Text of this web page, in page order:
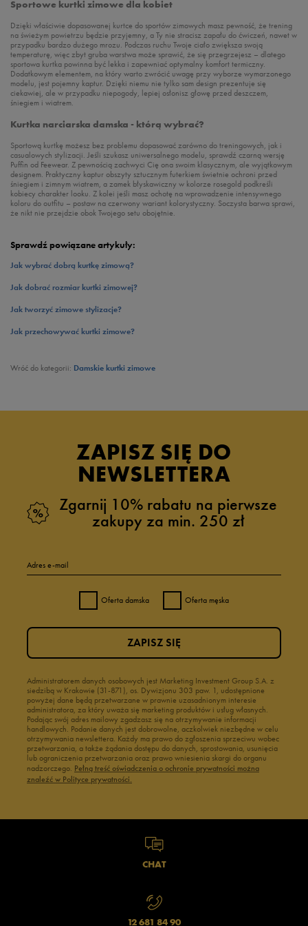
Sportowe kurtki zimowe dla kobiet
Dzięki właściwie dopasowanej kurtce do sportów zimowych masz pewność, że trening
na świeżym powietrzu będzie przyjemny, a Ty nie stracisz zapału do ćwiczeń, nawet w
przypadku bardzo dużego mrozu. Podczas ruchu Twoje ciało zwiększa swoją
temperaturę, więc zbyt gruba warstwa może sprawić, że się przegrzejesz – dlatego
sportowa kurtka powinna być lekka i zapewniać optymalny komfort termiczny.
Dodatkowym elementem, na który warto zwrócić uwagę przy wyborze wymarzonego
modelu, jest pojemny kaptur. Dzięki niemu nie tylko sam design prezentuje się
ciekawiej, ale w przypadku niepogody, lepiej osłonisz głowę przed deszczem,
śniegiem i wiatrem.
Kurtka narciarska damska - którą wybrać?
Sportową kurtkę możesz bez problemu dopasować zarówno do treningowych, jak i
casualowych stylizacji. Jeśli szukasz uniwersalnego modelu, sprawdź czarną wersję
Puffin od Feewear. Z pewnością zachwyci Cię ona swoim klasycznym, ale wyjątkowym
designem. Praktyczny kaptur obszyty sztucznym futerkiem świetnie ochroni przed
śniegiem i zimnym wiatrem, a zamek błyskawiczny w kolorze rosegold podkreśli
kobiecy charakter looku. Z kolei jeśli masz ochotę na wprowadzenie intensywnego
koloru do outfitu – postaw na czerwony wariant kolorystyczny. Soczysta barwa sprawi,
że nikt nie przejdzie obok Twojego setu obojętnie.
Sprawdź powiązane artykuły:
Jak wybrać dobrą kurtkę zimową?
Jak dobrać rozmiar kurtki zimowej?
Jak tworzyć zimowe stylizacje?
Jak przechowywać kurtki zimowe?
Wróć do kategorii: Damskie kurtki zimowe
ZAPISZ SIĘ DO
NEWSLETTERA
Zgarnij 10% rabatu na pierwsze
zakupy za min. 250 zł
Adres e-mail
Oferta damska Oferta męska
Administratorem danych osobowych jest Marketing Investment Group S.A. z
siedzibą w Krakowie (31-871), os. Dywizjonu 303 paw. 1, udostępnione
powyżej dane będą przetwarzane w prawnie uzasadnionym interesie
administratora, za który uważa się marketing produktów i usług własnych.
Podając swój adres mailowy zgadzasz się na otrzymywanie informacji
handlowych. Podanie danych jest dobrowolne, aczkolwiek niezbędne w celu
otrzymywania newslettera. Każdy ma prawo do zgłoszenia sprzeciwu wobec
przetwarzania, a także żądania dostępu do danych, sprostowania, usunięcia
lub ograniczenia przetwarzania oraz prawo wniesienia skargi do organu
nadzorczego. Pełną treść oświadczenia o ochronie prywatności można
znaleźć w Polityce prywatności.
ZAPISZ SIĘ
CHAT
12 681 84 90